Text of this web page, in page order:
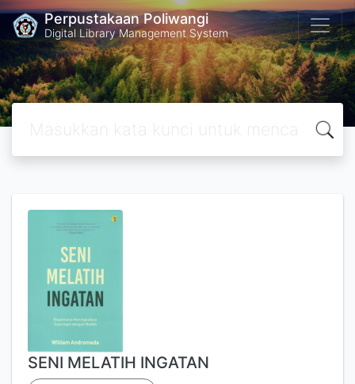
Perpustakaan Poliwangi
Digital Library Management System
SENI MELATIH INGATAN